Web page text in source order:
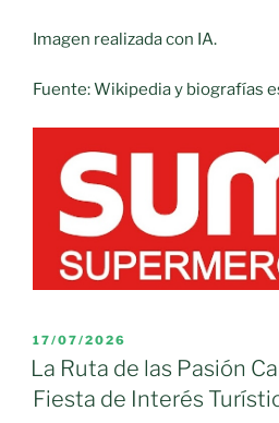
Imagen realizada con IA.
Fuente: Wikipedia y biografías
PUBLICADO
EL
17/07/2026
La Ruta de las Pasión
Fiesta de Interés